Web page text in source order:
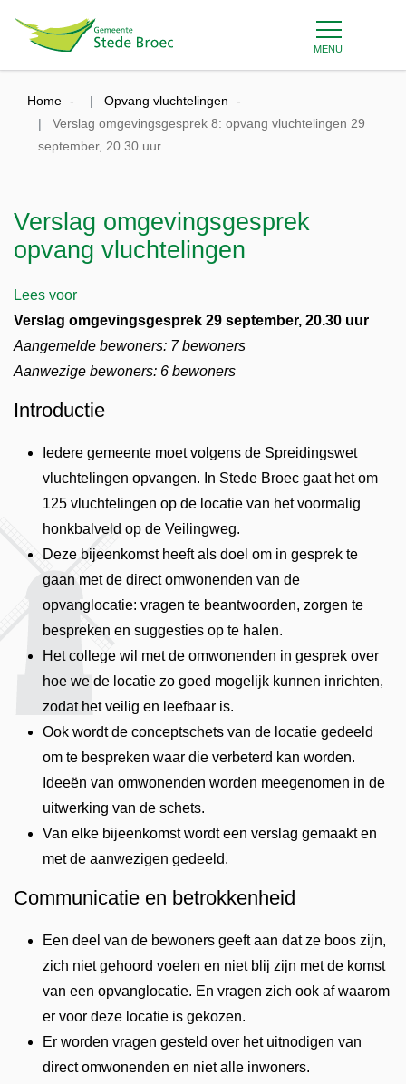
MENU
Home
Opvang vluchtelingen
Verslag omgevingsgesprek 8: opvang vluchtelingen 29
september, 20.30 uur
Verslag omgevingsgesprek
opvang vluchtelingen
Lees voor
Verslag omgevingsgesprek 29 september, 20.30 uur
Aangemelde bewoners: 7 bewoners
Aanwezige bewoners: 6 bewoners
Introductie
Iedere gemeente moet volgens de Spreidingswet
vluchtelingen opvangen. In Stede Broec gaat het om
125 vluchtelingen op de locatie van het voormalig
honkbalveld op de Veilingweg.
Deze bijeenkomst heeft als doel om in gesprek te
gaan met de direct omwonenden van de
opvanglocatie: vragen te beantwoorden, zorgen te
bespreken en suggesties op te halen.
Het college wil met de omwonenden in gesprek over
hoe we de locatie zo goed mogelijk kunnen inrichten,
zodat het veilig en leefbaar is.
Ook wordt de conceptschets van de locatie gedeeld
om te bespreken waar die verbeterd kan worden.
Ideeën van omwonenden worden meegenomen in de
uitwerking van de schets.
Van elke bijeenkomst wordt een verslag gemaakt en
met de aanwezigen gedeeld.
Communicatie en betrokkenheid
Een deel van de bewoners geeft aan dat ze boos zijn,
zich niet gehoord voelen en niet blij zijn met de komst
van een opvanglocatie. En vragen zich ook af waarom
er voor deze locatie is gekozen.
Er worden vragen gesteld over het uitnodigen van
direct omwonenden en niet alle inwoners.